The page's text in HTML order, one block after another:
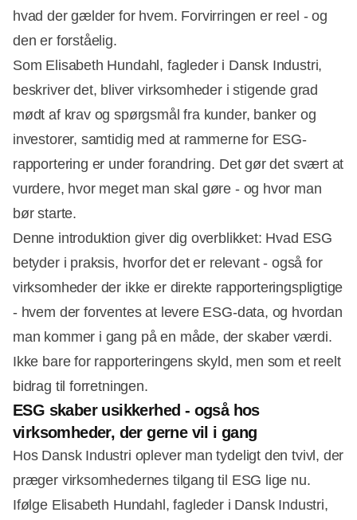
hvad der gælder for hvem. Forvirringen er reel - og
den er forståelig.
Som Elisabeth Hundahl, fagleder i Dansk Industri,
beskriver det, bliver virksomheder i stigende grad
mødt af krav og spørgsmål fra kunder, banker og
investorer, samtidig med at rammerne for ESG-
rapportering er under forandring. Det gør det svært at
vurdere, hvor meget man skal gøre - og hvor man
bør starte.
Denne introduktion giver dig overblikket: Hvad ESG
betyder i praksis, hvorfor det er relevant - også for
virksomheder der ikke er direkte rapporteringspligtige
- hvem der forventes at levere ESG-data, og hvordan
man kommer i gang på en måde, der skaber værdi.
Ikke bare for rapporteringens skyld, men som et reelt
bidrag til forretningen.
ESG skaber usikkerhed - også hos
virksomheder, der gerne vil i gang
Hos Dansk Industri oplever man tydeligt den tvivl, der
præger virksomhedernes tilgang til ESG lige nu.
Ifølge Elisabeth Hundahl, fagleder i Dansk Industri,